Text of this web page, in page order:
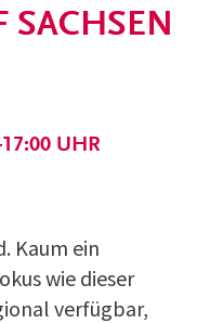
SACHSEN
UHR
Kaum ein
wie dieser
verfügbar,